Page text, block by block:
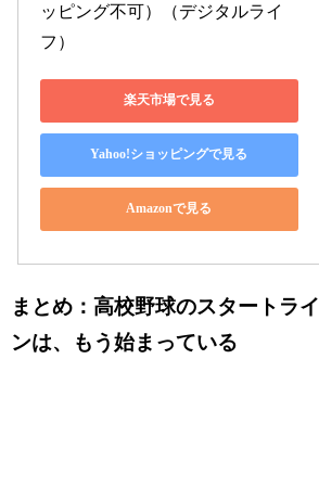
ッピング不可）（デジタルライ
フ）
楽天市場で見る
Yahoo!ショッピングで見る
Amazonで見る
まとめ：高校野球のスタートライ
ンは、もう始まっている